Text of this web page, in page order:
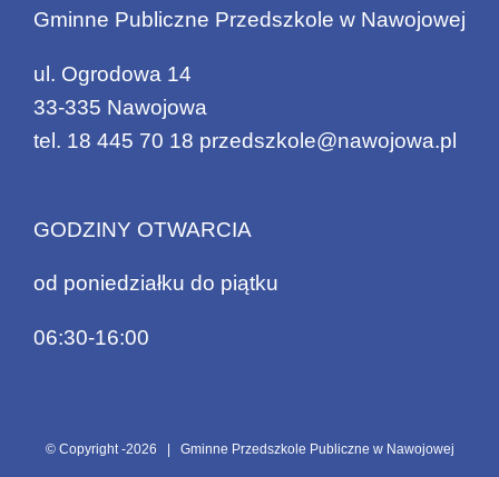
Gminne Publiczne Przedszkole w Nawojowej
ul. Ogrodowa 14
33-335 Nawojowa
tel. 18 445 70 18 przedszkole@nawojowa.pl
GODZINY OTWARCIA
od poniedziałku do piątku
06:30-16:00
© Copyright -2026 | Gminne Przedszkole Publiczne w Nawojowej